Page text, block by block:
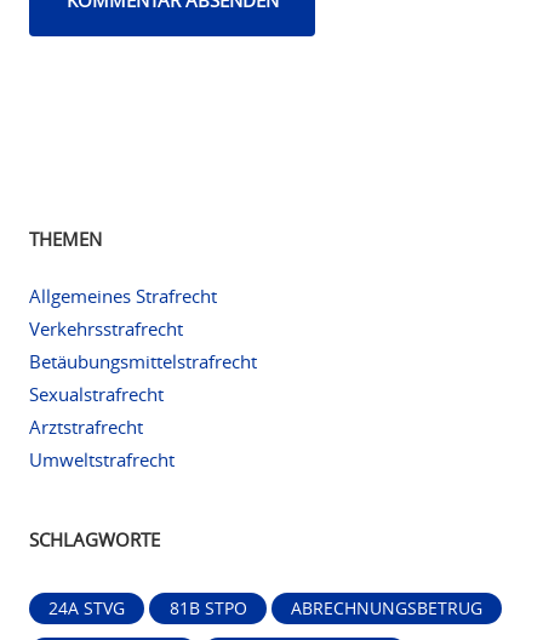
THEMEN
Allgemeines Strafrecht
Verkehrsstrafrecht
Betäubungsmittelstrafrecht
Sexualstrafrecht
Arztstrafrecht
Umweltstrafrecht
SCHLAGWORTE
24A STVG 81B STPO ABRECHNUNGSBETRUG